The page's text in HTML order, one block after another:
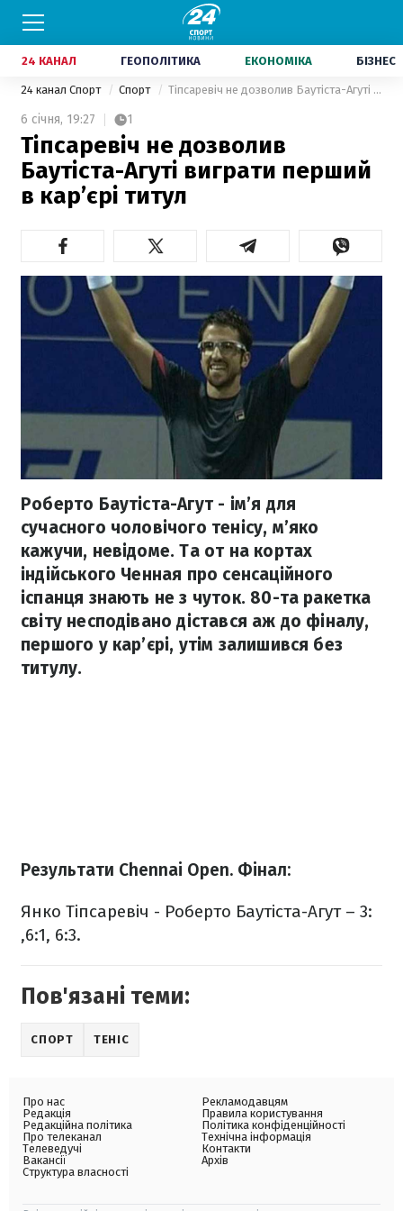
24 КАНАЛ ГЕОПОЛІТИКА ЕКОНОМІКА БІЗНЕС
24 канал Спорт Спорт Тіпсаревіч не дозволив Баутіста-Агуті виграти перший в кар’єрі титул
6 січня, 19:27 1
Тіпсаревіч не дозволив
Баутіста-Агуті виграти перший
в кар’єрі титул
Роберто Баутіста-Агут - ім’я для
сучасного чоловічого тенісу, м’яко
кажучи, невідоме. Та от на кортах
індійського Ченная про сенсаційного
іспанця знають не з чуток. 80-та ракетка
світу несподівано дістався аж до фіналу,
першого у кар’єрі, утім залишився без
титулу.
Результати Chennai Open. Фінал:
Янко Тіпсаревіч - Роберто Баутіста-Агут – 3:
,6:1, 6:3.
Пов'язані теми:
СПОРТ ТЕНІС
Про нас
Редакція
Редакційна політика
Про телеканал
Телеведучі
Вакансії
Структура власності
Рекламодавцям
Правила користування
Політика конфіденційності
Технічна інформація
Контакти
Архів